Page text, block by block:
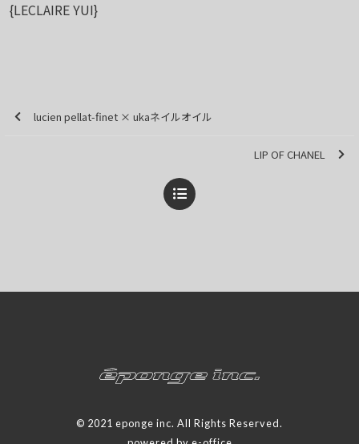
{LECLAIRE YUI}
lucien pellat-finet × ukaネイルオイル
LIP OF CHANEL
© 2021 eponge inc. All Rights Reserved.